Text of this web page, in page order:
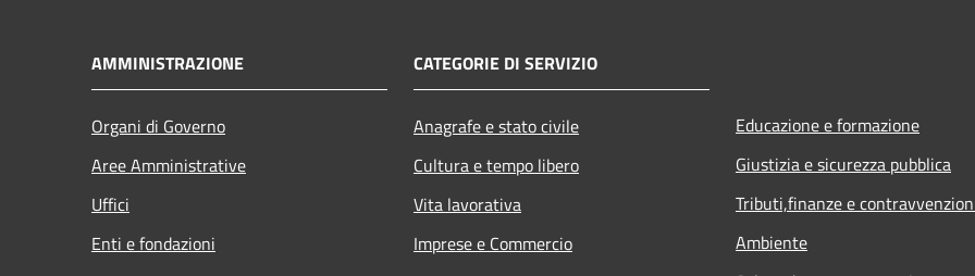
AMMINISTRAZIONE
Organi di Governo
Aree Amministrative
Uffici
Enti e fondazioni
CATEGORIE DI SERVIZIO
Anagrafe e stato civile
Cultura e tempo libero
Vita lavorativa
Imprese e Commercio
Educazione e formazione
Giustizia e sicurezza pubblica
Tributi,finanze e
Ambiente